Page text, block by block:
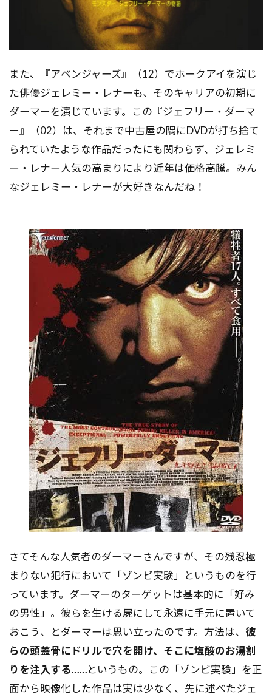
また、『アベンジャーズ』（12）でホークアイを演じ
た俳優ジェレミー・レナーも、そのキャリアの初期に
ダーマーを演じています。この『ジェフリー・ダーマ
ー』（02）は、それまで中古屋の隅にDVDが打ち捨て
られていたような作品だったにも関わらず、ジェレミ
ー・レナー人気の高まりにより近年は価格高騰。みん
なジェレミー・レナーが大好きなんだね！
さてそんな人気者のダーマーさんですが、その残忍極
まりない犯行において「ゾンビ実験」というものを行
っています。ダーマーのターゲットは基本的に「好み
の男性」。彼らを生ける屍にして永遠に手元に置いて
おこう、とダーマーは思い立ったのです。方法は、 彼
らの頭蓋骨にドリルで穴を開け、そこに塩酸のお湯割
りを注入する……というもの。この「ゾンビ実験」を正
面から映像化した作品は実は少なく、先に述べたジェ